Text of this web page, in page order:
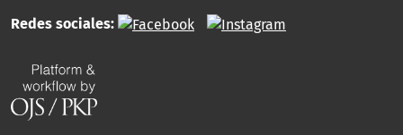
Redes sociales: